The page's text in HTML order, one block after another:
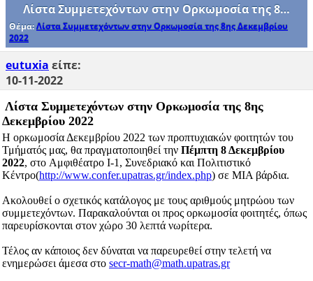
Λίστα Συμμετεχόντων στην Ορκωμοσία της 8ης Δεκεμβρίου 2022
Θέμα:Λίστα Συμμετεχόντων στην Ορκωμοσία της 8ης Δεκεμβρίου
2022
eutuxia είπε:
10-11-2022
Λίστα Συμμετεχόντων στην Ορκωμοσία της 8ης
Δεκεμβρίου 2022
Η ορκωμοσία Δεκεμβρίου 2022 των προπτυχιακών φοιτητών του
Τμήματός μας, θα πραγματοποιηθεί την Πέμπτη 8 Δεκεμβρίου
2022, στo Αμφιθέατρο Ι-1, Συνεδριακό και Πολιτιστικό
Κέντρο(http://www.confer.upatras.gr/index.php) σε ΜΙΑ βάρδια.
Ακολουθεί ο σχετικός κατάλογος με τους αριθμούς μητρώου των
συμμετεχόντων. Παρακαλούνται οι προς ορκωμοσία φοιτητές, όπως
παρευρίσκονται στον χώρο 30 λεπτά νωρίτερα.
Τέλος αν κάποιος δεν δύναται να παρευρεθεί στην τελετή να
ενημερώσει άμεσα στο secr-math@math.upatras.gr